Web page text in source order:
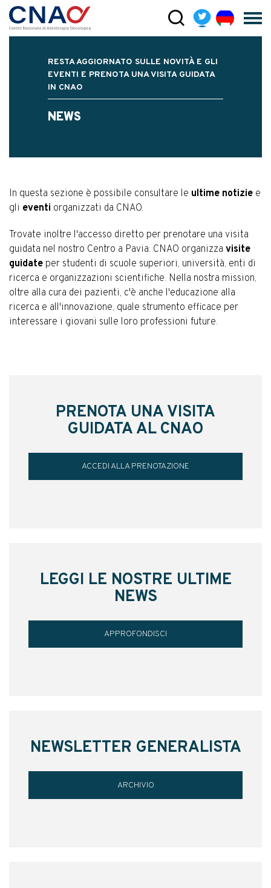
RESTA AGGIORNATO SULLE NOVITÀ E GLI
EVENTI E PRENOTA UNA VISITA GUIDATA
IN CNAO
NEWS
In questa sezione è possibile consultare le ultime notizie e
gli eventi organizzati da CNAO.
Trovate inoltre l'accesso diretto per prenotare una visita
guidata nel nostro Centro a Pavia. CNAO organizza visite
guidate per studenti di scuole superiori, università, enti di
ricerca e organizzazioni scientifiche. Nella nostra mission,
oltre alla cura dei pazienti, c'è anche l'educazione alla
ricerca e all'innovazione, quale strumento efficace per
interessare i giovani sulle loro professioni future.
PRENOTA UNA VISITA
GUIDATA AL CNAO
ACCEDI ALLA PRENOTAZIONE
LEGGI LE NOSTRE ULTIME
NEWS
APPROFONDISCI
NEWSLETTER GENERALISTA
ARCHIVIO